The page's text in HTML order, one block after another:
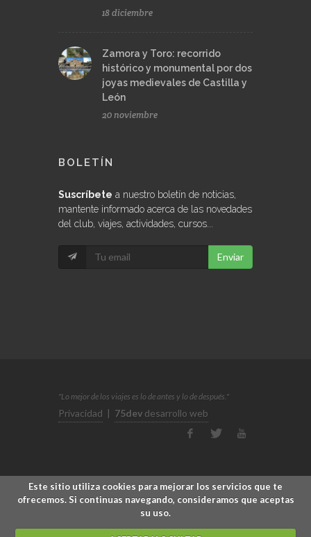
18 diciembre
Zamora y Toro: recorrido
histórico y monumental por dos
joyas medievales de Castilla y
León
20 noviembre
BOLETÍN
Suscríbete a nuestro boletín de noticias,
mantente informado acerca de las novedades
del club, viajes, actividades, cursos...
Enviar
"Lo mejor de los viajes es lo de antes y lo de después."
Privacidad | 75dev desarrollo web
Este sitio utiliza cookies para mejorar los servicios que te
ofrecemos. Si continuas navegando, consideramos que aceptas
su uso.